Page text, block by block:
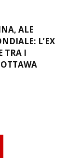
ALE
L’EX
TRA I